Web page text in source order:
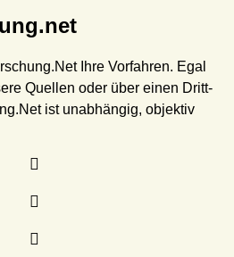
Ihre Vorfahren. Egal
Quellen oder über einen Dritt-
ist unabhängig, objektiv